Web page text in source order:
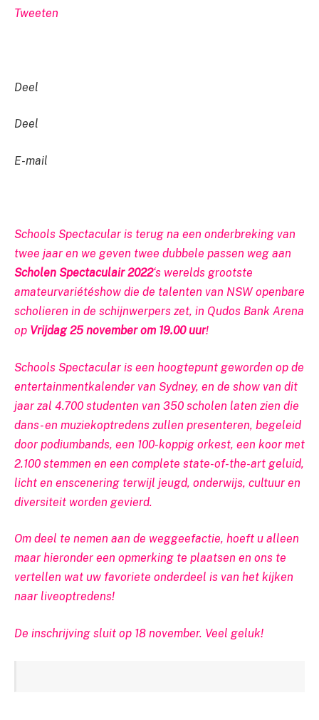
Tweeten
Deel
Deel
E-mail
Schools Spectacular is terug na een onderbreking van
twee jaar en we geven twee dubbele passen weg aan
Scholen Spectaculair 2022‘s werelds grootste
amateurvariétéshow die de talenten van NSW openbare
scholieren in de schijnwerpers zet, in Qudos Bank Arena
op Vrijdag 25 november om 19.00 uur!
Schools Spectacular is een hoogtepunt geworden op de
entertainmentkalender van Sydney, en de show van dit
jaar zal 4.700 studenten van 350 scholen laten zien die
dans- en muziekoptredens zullen presenteren, begeleid
door podiumbands, een 100-koppig orkest, een koor met
2.100 stemmen en een complete state-of-the-art geluid,
licht en enscenering terwijl jeugd, onderwijs, cultuur en
diversiteit worden gevierd.
Om deel te nemen aan de weggeefactie, hoeft u alleen
maar hieronder een opmerking te plaatsen en ons te
vertellen wat uw favoriete onderdeel is van het kijken
naar liveoptredens!
De inschrijving sluit op 18 november. Veel geluk!